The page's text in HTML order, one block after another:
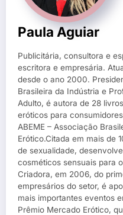
Paula Aguiar
Publicitária, consultora e
escritora e empresária.
desde o ano 2000.
Brasileira da Indústria e
Adulto, é autora de 28
eróticos para
ABEME – Associação
Erótico.Citada em mais de
de sexualidade,
cosméticos sensuais para
Criadora, em 2006, do
empresários do setor, é
mais importantes eventos
Prêmio Mercado Erótico,